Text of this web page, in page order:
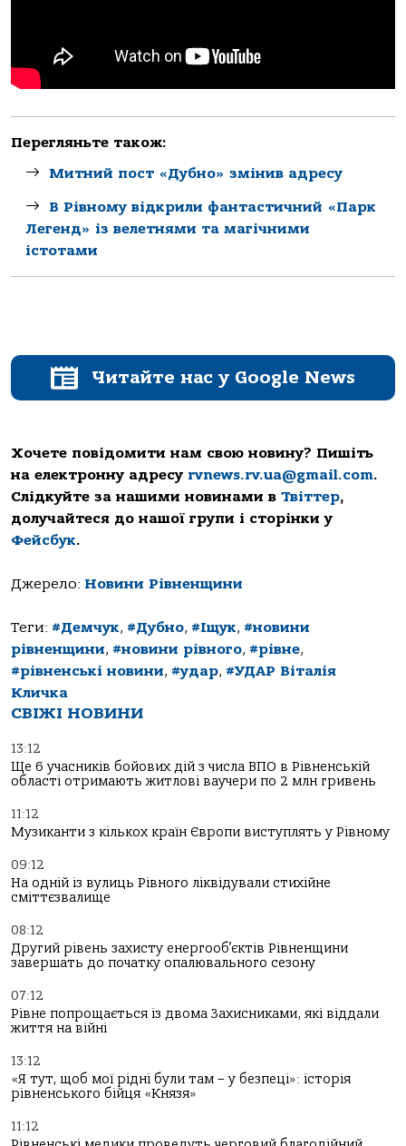
Перегляньте також:
Митний пост «Дубно» змінив адресу
В Рівному відкрили фантастичний «Парк
Легенд» із велетнями та магічними
істотами
Читайте нас у Google News
Хочете повідомити нам свою новину? Пишіть
на електронну адресу rvnews.rv.ua@gmail.com.
Слідкуйте за нашими новинами в Твіттер,
долучайтеся до нашої групи і сторінки у
Фейсбук.
Джерело: Новини Рівненщини
Теги: #Демчук, #Дубно, #Іщук, #новини
рівненщини, #новини рівного, #рівне,
#рівненські новини, #удар, #УДАР Віталія
Кличка
СВІЖІ НОВИНИ
13:12
Ще 6 учасників бойових дій з числа ВПО в Рівненській
області отримають житлові ваучери по 2 млн гривень
11:12
Музиканти з кількох країн Європи виступлять у Рівному
09:12
На одній із вулиць Рівного ліквідували стихійне
сміттєзвалище
08:12
Другий рівень захисту енергооб’єктів Рівненщини
завершать до початку опалювального сезону
07:12
Рівне попрощається із двома Захисниками, які віддали
життя на війні
13:12
«Я тут, щоб мої рідні були там – у безпеці»: історія
рівненського бійця «Князя»
11:12